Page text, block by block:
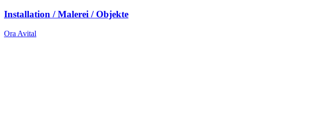
Installation / Malerei / Objekte
Ora Avital